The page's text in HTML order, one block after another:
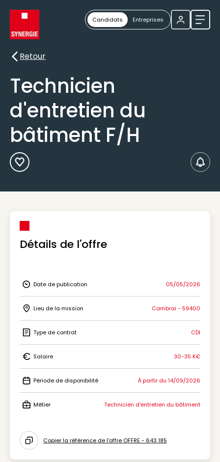
Candidats Entreprises
Retour
Retour
Technicien
d'entretien du
bâtiment F/H
Ajouter aux Favoris
Détails de l'offre
Icon Date de publication
Date de publication 05/05/2026
Icon Lieu de la mission
Lieu de la mission Cambrai - 59400
Icon Type de contrat
Type de contrat CDI
Icon Salaire
Salaire 30-35 K€
Icon Période de disponibilité
Période de disponibilité À partir du 14/09/2026
Métier Technicien d'entretien du bâtiment
Icon copy to clipboard
Copier la référence de l'offre OFFRE - 643 185